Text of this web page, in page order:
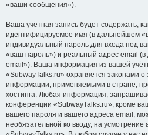
«ваши сообщения»).
Ваша учётная запись будет содержать,
идентифицируемое имя (в дальнейшем
индивидуальный пароль для входа под
«ваш пароль») и реальный адрес email
email»). Ваша информация из вашей
«SubwayTalks.ru» охраняется законами
информации, применяемыми в стране,
хостинга. Любая информация,
конференции «SubwayTalks.ru», кроме
вашего пароля и вашего адреса email,
необязательной ко вводу, на